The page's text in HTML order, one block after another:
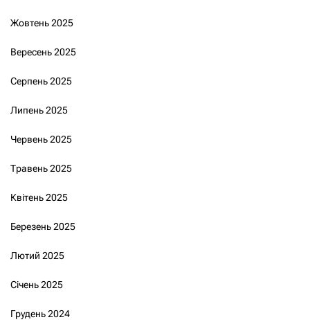
Жовтень 2025
Вересень 2025
Серпень 2025
Липень 2025
Червень 2025
Травень 2025
Квітень 2025
Березень 2025
Лютий 2025
Січень 2025
Грудень 2024